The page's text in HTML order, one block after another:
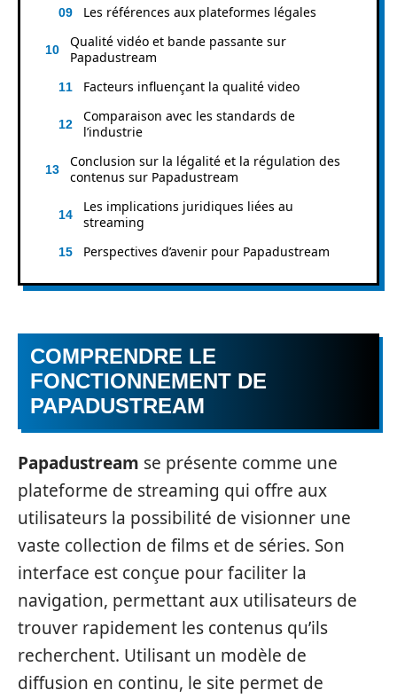
Les références aux plateformes légales
Qualité vidéo et bande passante sur
Papadustream
Facteurs influençant la qualité video
Comparaison avec les standards de
l’industrie
Conclusion sur la légalité et la régulation des
contenus sur Papadustream
Les implications juridiques liées au
streaming
Perspectives d’avenir pour Papadustream
COMPRENDRE LE
FONCTIONNEMENT DE
PAPADUSTREAM
Papadustream se présente comme une
plateforme de streaming qui offre aux
utilisateurs la possibilité de visionner une
vaste collection de films et de séries. Son
interface est conçue pour faciliter la
navigation, permettant aux utilisateurs de
trouver rapidement les contenus qu’ils
recherchent. Utilisant un modèle de
diffusion en continu, le site permet de